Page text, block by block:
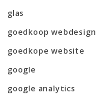
glas
goedkoop webdesign
goedkope website
google
google analytics